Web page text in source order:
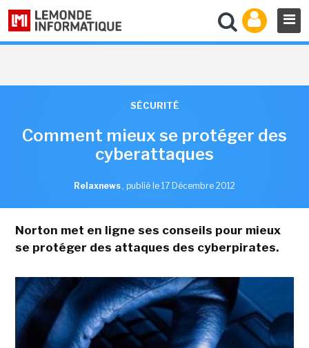
SÉCURITÉ
Comment mieux se protéger des
cyberattaques
Relaxnews , publié le 17 Décembre 2012
Norton met en ligne ses conseils pour mieux
se protéger des attaques des cyberpirates.